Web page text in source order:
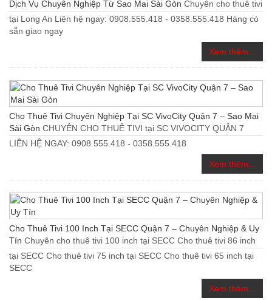
Dịch Vụ Chuyên Nghiệp Từ Sao Mai Sài Gòn Chuyên cho thuê tivi
tại Long An Liên hệ ngay: 0908.555.418 - 0358.555.418 Hàng có
sẵn giao ngay
Xem thêm...
Cho Thuê Tivi Chuyên Nghiệp Tại SC VivoCity Quận 7 – Sao Mai
Sài Gòn CHUYÊN CHO THUÊ TIVI tại SC VIVOCITY QUẬN 7
LIÊN HỆ NGAY: 0908.555.418 - 0358.555.418
Xem thêm...
Cho Thuê Tivi 100 Inch Tại SECC Quận 7 – Chuyên Nghiệp & Uy
Tín Chuyên cho thuê tivi 100 inch tại SECC Cho thuê tivi 86 inch
tại SECC Cho thuê tivi 75 inch tại SECC Cho thuê tivi 65 inch tại
SECC
Xem thêm...